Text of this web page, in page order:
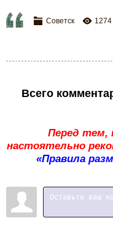
Советск 1274
Всего
Перед тем,
настоятельно
«Правила